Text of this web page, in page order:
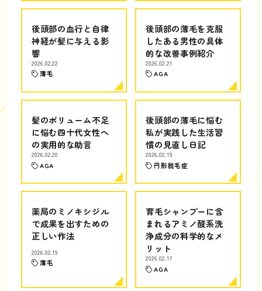
後頭部の血行と自律
神経が髪に与える影
響
2026.02.22
薄毛
後頭部の薄毛を克服
したある男性の具体
的な改善事例紹介
2026.02.21
AGA
髪のボリューム不足
に悩む四十代女性へ
の実用的な助言
2026.02.20
AGA
後頭部の薄毛に悩む
私が実践した生活習
慣の見直し日記
2026.02.19
円形脱毛症
薬局のミノキシジル
で成果を出すための
正しい作法
2026.02.19
薄毛
育毛シャンプーに含
まれるアミノ酸系洗
浄成分の科学的なメ
リット
2026.02.17
AGA